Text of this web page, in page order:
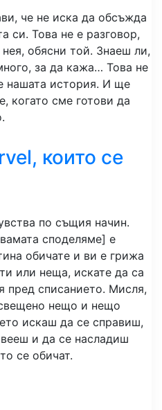
че не иска да обсъжда
си. Това не е разговор,
обясни той. Знаеш ли,
за да кажа… Това не
нашата история. И ще
когато сме готови да
които се
по същия начин.
споделяме] е
обичате и ви е грижа
или неща, искате да са
пред списанието. Мисля,
нещо и нещо
искаш да се справиш,
и да се насладиш
се обичат.